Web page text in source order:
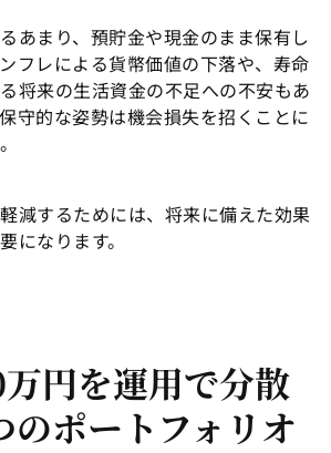
あまり、預貯金や現金のまま保有し
フレによる貨幣価値の下落や、寿命
将来の生活資金の不足への不安もあ
守的な姿勢は機会損失を招くことに
減するためには、将来に備えた効果
になります。
円を運用で分散
のポートフォリオ